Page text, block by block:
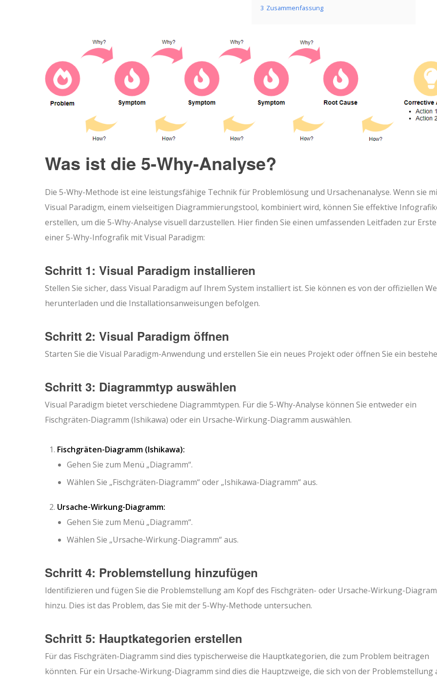
3 Zusammenfassung
Was ist die 5-Why-Analyse?
Die 5-Why-Methode ist eine leistungsfähige Technik für Problemlösung und Ursachenanalyse. Wenn sie
Visual Paradigm, einem vielseitigen Diagrammierungstool, kombiniert wird, können Sie effektive
erstellen, um die 5-Why-Analyse visuell darzustellen. Hier finden Sie einen umfassenden Leitfaden zur
einer 5-Why-Infografik mit Visual Paradigm:
Schritt 1: Visual Paradigm installieren
Stellen Sie sicher, dass Visual Paradigm auf Ihrem System installiert ist. Sie können es von der offiziellen
herunterladen und die Installationsanweisungen befolgen.
Schritt 2: Visual Paradigm öffnen
Starten Sie die Visual Paradigm-Anwendung und erstellen Sie ein neues Projekt oder öffnen Sie ein
Schritt 3: Diagrammtyp auswählen
Visual Paradigm bietet verschiedene Diagrammtypen. Für die 5-Why-Analyse können Sie entweder ein
Fischgräten-Diagramm (Ishikawa) oder ein Ursache-Wirkung-Diagramm auswählen.
Fischgräten-Diagramm (Ishikawa):
Gehen Sie zum Menü „Diagramm“.
Wählen Sie „Fischgräten-Diagramm“ oder „Ishikawa-Diagramm“ aus.
Ursache-Wirkung-Diagramm:
Gehen Sie zum Menü „Diagramm“.
Wählen Sie „Ursache-Wirkung-Diagramm“ aus.
Schritt 4: Problemstellung hinzufügen
Identifizieren und fügen Sie die Problemstellung am Kopf des Fischgräten- oder Ursache-Wirkung-
hinzu. Dies ist das Problem, das Sie mit der 5-Why-Methode untersuchen.
Schritt 5: Hauptkategorien erstellen
Für das Fischgräten-Diagramm sind dies typischerweise die Hauptkategorien, die zum Problem beitragen
könnten. Für ein Ursache-Wirkung-Diagramm sind dies die Hauptzweige, die sich von der Problemstellung